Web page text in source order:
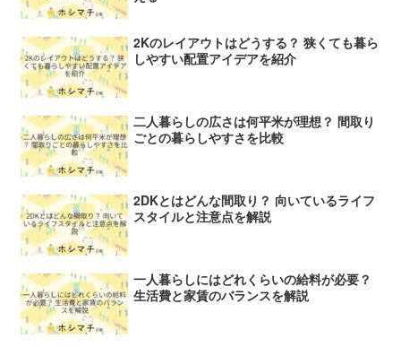
2Kのレイアウトはどうする？ 狭くても暮ら
しやすい配置アイデアを紹介
二人暮らしの広さは何平米が理想？ 間取り
ごとの暮らしやすさを比較
2DKとはどんな間取り？ 向いているライフ
スタイルと注意点を解説
一人暮らしにはどれくらいの給料が必要？
生活費と家賃のバランスを解説